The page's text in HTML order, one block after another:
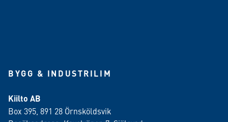
BYGG & INDUSTRILIM
Kiilto AB
Box 395, 891 28 Örnsköldsvik